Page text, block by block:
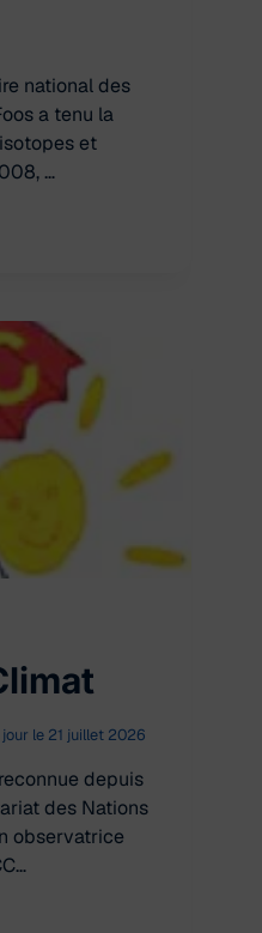
national des
a tenu la
et
…
le 21 juillet 2026
depuis
des Nations
observatrice